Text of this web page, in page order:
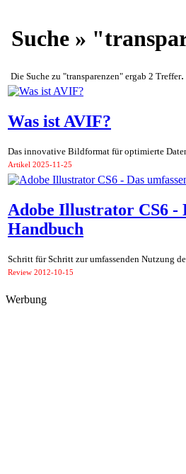
Suche »
Die Suche zu "transparenzen" ergab 2 Treffer.
Was ist AVIF?
Das innovative Bildformat für optimierte
Artikel 2025-11-25
Adobe Illustrator CS6 -
Handbuch
Schritt für Schritt zur umfassenden Nutzung
Review 2012-10-15
Werbung